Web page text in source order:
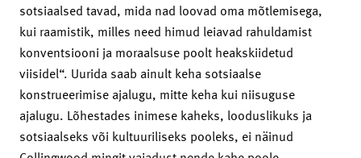
sotsiaalsed tavad, mida nad loovad oma mõtlemisega,
kui raamistik, milles need himud leiavad rahuldamist
konventsiooni ja moraalsuse poolt heakskiidetud
viisidel“. Uurida saab ainult keha sotsiaalse
konstrueerimise ajalugu, mitte keha kui niisuguse
ajalugu. Lõhestades inimese kaheks, looduslikuks ja
sotsiaalseks või kultuuriliseks pooleks, ei näinud